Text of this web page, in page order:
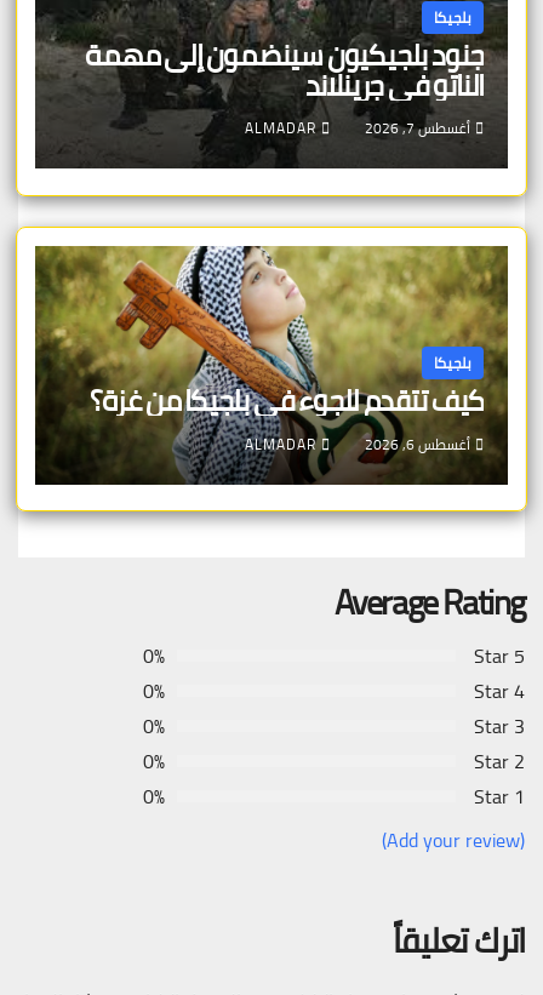
بلجيكا
جنود بلجيكيون سينضمون إلى مهمة
الناتو في جرينلاند
أغسطس 7, 2026 ALMADAR
بلجيكا
كيف تتقدم للجوء في بلجيكا من غزة؟
أغسطس 6, 2026 ALMADAR
Average Rating
5 Star
0%
4 Star
0%
3 Star
0%
2 Star
0%
1 Star
0%
(Add your review)
اترك تعليقاً